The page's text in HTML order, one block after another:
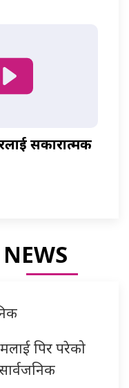
सकारात्मक
पिर परेको